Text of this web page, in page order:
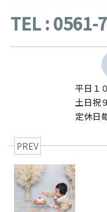
TEL : 0561-
平日１
土日祝
定休日
PREV